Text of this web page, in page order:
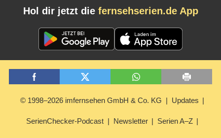
Hol dir jetzt die fernsehserien.de App
© 1998–2026 imfernsehen GmbH & Co. KG Updates
SerienChecker-Podcast Newsletter Serien A–Z